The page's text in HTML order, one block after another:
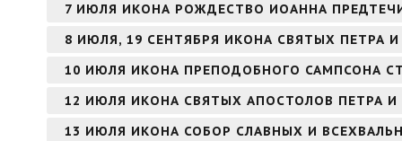
7 ИЮЛЯ ИКОНА РОЖДЕСТВО ИОАННА
8 ИЮЛЯ, 19 СЕНТЯБРЯ ИКОНА СВЯТЫХ ПЕТРА
10 ИЮЛЯ ИКОНА ПРЕПОДОБНОГО САМПСОНА
12 ИЮЛЯ ИКОНА СВЯТЫХ АПОСТОЛОВ ПЕТРА И
13 ИЮЛЯ ИКОНА СОБОР СЛАВНЫХ И